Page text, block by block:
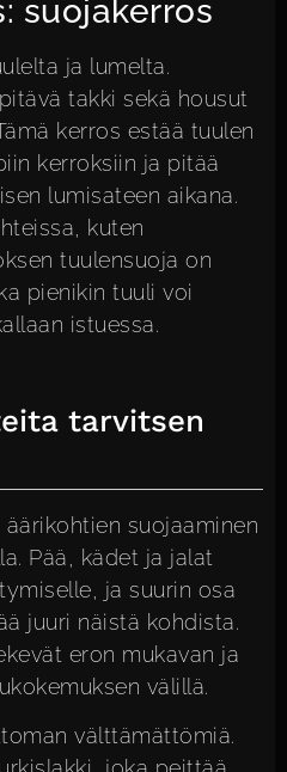
suojakerros
ja lumelta.
takki sekä housut
kerros estää tuulen
kerroksiin ja pitää
lumisateen aikana.
kuten
tuulensuoja on
pienikin tuuli voi
istuessa.
tarvitsen
suojaaminen
Pää, kädet ja jalat
ja suurin osa
juuri näistä kohdista.
eron mukavan ja
välillä.
välttämättömiä.